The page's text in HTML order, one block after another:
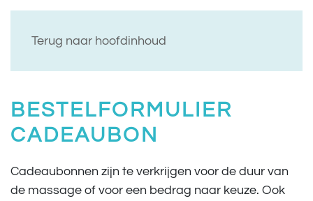
Terug naar hoofdinhoud
BESTELFORMULIER
CADEAUBON
Cadeaubonnen zijn te verkrijgen voor de duur van
de massage of voor een bedrag naar keuze. Ook